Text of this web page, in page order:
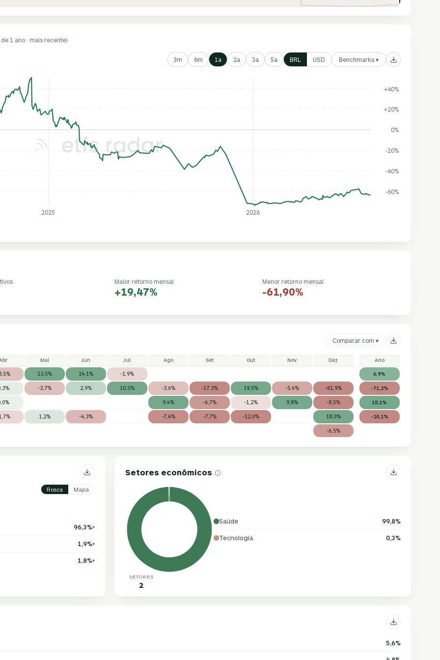
1 ano · mais recente)
3m 6m 1a 2a 3a 5a BRL USD Benchmarks ▾
-60%
-40%
-20%
0%
+20%
+40%
2025 2026
Maior retorno mensal
+19,47%
Menor retorno mensal
-61,90%
Comparar com ▾
Mai Jun Jul Ago Set Out Nov Dez Ano
13,5% 14,1% -1,9% 6,9%
-3,7% 2,9% 10,5% -3,6% -17,3% 19,5% -5,4% -61,9% -71,2%
9,4% -6,7% -1,2% 9,8% -8,5% 15,1%
1,2% -4,3% -7,6% -7,7% -12,0% 18,0% -20,1%
-6,5%
Rosca Mapa
96,3%▾
1,9%▾
1,8%▾
Setores econômicos
SETORES
2
Saúde 99,8%
Tecnologia 0,3%
5,6%